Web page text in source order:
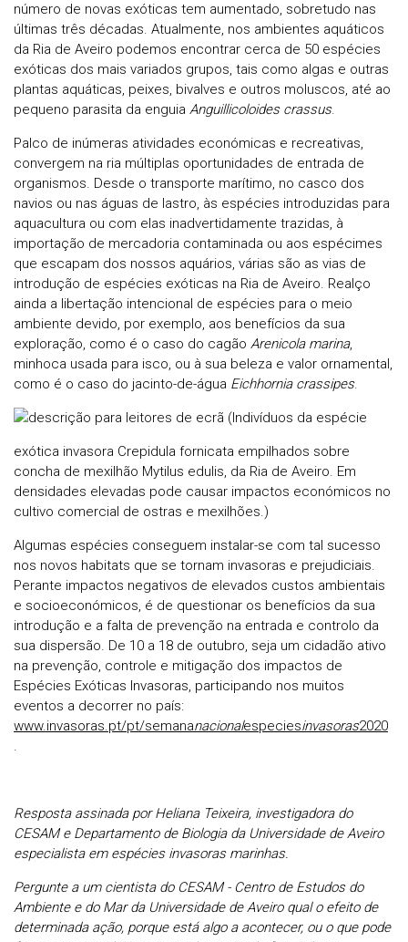
número de novas exóticas tem aumentado, sobretudo nas
últimas três décadas. Atualmente, nos ambientes aquáticos
da Ria de Aveiro podemos encontrar cerca de 50 espécies
exóticas dos mais variados grupos, tais como algas e outras
plantas aquáticas, peixes, bivalves e outros moluscos, até ao
pequeno parasita da enguia Anguillicoloides crassus.
Palco de inúmeras atividades económicas e recreativas,
convergem na ria múltiplas oportunidades de entrada de
organismos. Desde o transporte marítimo, no casco dos
navios ou nas águas de lastro, às espécies introduzidas para
aquacultura ou com elas inadvertidamente trazidas, à
importação de mercadoria contaminada ou aos espécimes
que escapam dos nossos aquários, várias são as vias de
introdução de espécies exóticas na Ria de Aveiro. Realço
ainda a libertação intencional de espécies para o meio
ambiente devido, por exemplo, aos benefícios da sua
exploração, como é o caso do cagão Arenicola marina,
minhoca usada para isco, ou à sua beleza e valor ornamental,
como é o caso do jacinto-de-água Eichhornia crassipes.
(Indivíduos da espécie
exótica invasora Crepidula fornicata empilhados sobre
concha de mexilhão Mytilus edulis, da Ria de Aveiro. Em
densidades elevadas pode causar impactos económicos no
cultivo comercial de ostras e mexilhões.)
Algumas espécies conseguem instalar-se com tal sucesso
nos novos habitats que se tornam invasoras e prejudiciais.
Perante impactos negativos de elevados custos ambientais
e socioeconómicos, é de questionar os benefícios da sua
introdução e a falta de prevenção na entrada e controlo da
sua dispersão. De 10 a 18 de outubro, seja um cidadão ativo
na prevenção, controle e mitigação dos impactos de
Espécies Exóticas Invasoras, participando nos muitos
eventos a decorrer no país:
www.invasoras.pt/pt/semananacionalespeciesinvasoras2020
.
Resposta assinada por Heliana Teixeira, investigadora do
CESAM e Departamento de Biologia da Universidade de Aveiro
especialista em espécies invasoras marinhas.
Pergunte a um cientista do CESAM - Centro de Estudos do
Ambiente e do Mar da Universidade de Aveiro qual o efeito de
determinada ação, porque está algo a acontecer, ou o que pode